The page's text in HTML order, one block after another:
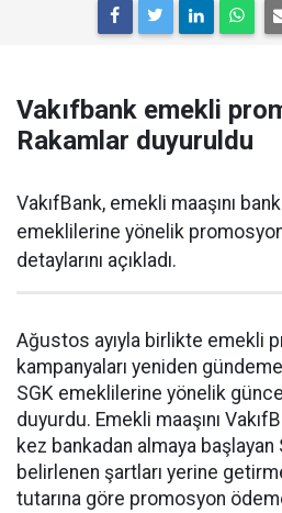
Vakıfbank emekli
Rakamlar duyuruldu
VakıfBank, emekli maaşını
emeklilerine yönelik promosyon
detaylarını açıkladı.
Ağustos ayıyla birlikte emekli
kampanyaları yeniden
SGK emeklilerine yönelik
duyurdu. Emekli maaşını
kez bankadan almaya
belirlenen şartları yerine
tutarına göre promosyon